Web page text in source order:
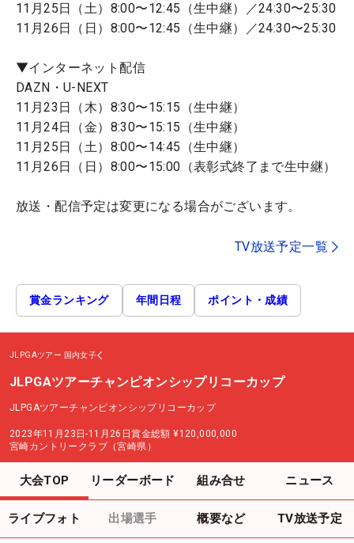
11月25日（土）8:00〜12:45（生中継）／24:30〜25:30
11月26日（日）8:00〜12:45（生中継）／24:30〜25:30
▼インターネット配信
DAZN・U-NEXT
11月23日（木）8:30〜15:15（生中継）
11月24日（金）8:30〜15:15（生中継）
11月25日（土）8:00〜14:45（生中継）
11月26日（日）8:00〜15:00（表彰式終了まで生中継）
放送・配信予定は変更になる場合がございます。
TV放送予定一覧
賞金ランキング 年間日程 ポイント・成績
JLPGAツアー 国内女子
JLPGAツアーチャンピオンシップリコーカップ
JLPGAツアーチャンピオンシップリコーカップ
2023年11月23日-11月26日賞金総額 ¥120,000,000
宮崎カントリークラブ（宮崎県）
大会TOP リーダーボード 組み合せ ニュース
ライブフォト 出場選手 概要など TV放送予定